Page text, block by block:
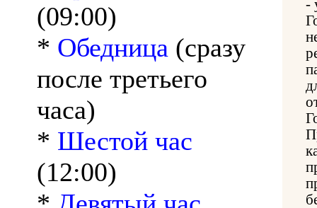
(09:00)
* Обедница (сразу
после третьего
часа)
* Шестой час
(12:00)
-